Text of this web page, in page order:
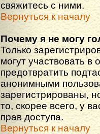
свяжитесь с ними.
Вернуться к началу
Почему я не могу
Только
могут участвовать в
предотвратить
анонимными
зарегистрированы,
то, скорее всего, у
прав доступа.
Вернуться к началу